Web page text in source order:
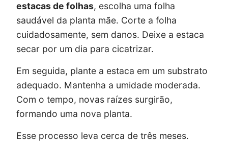
estacas de folhas, escolha uma folha
saudável da planta mãe. Corte a folha
cuidadosamente, sem danos. Deixe a estaca
secar por um dia para cicatrizar.
Em seguida, plante a estaca em um substrato
adequado. Mantenha a umidade moderada.
Com o tempo, novas raízes surgirão,
formando uma nova planta.
Esse processo leva cerca de três meses.